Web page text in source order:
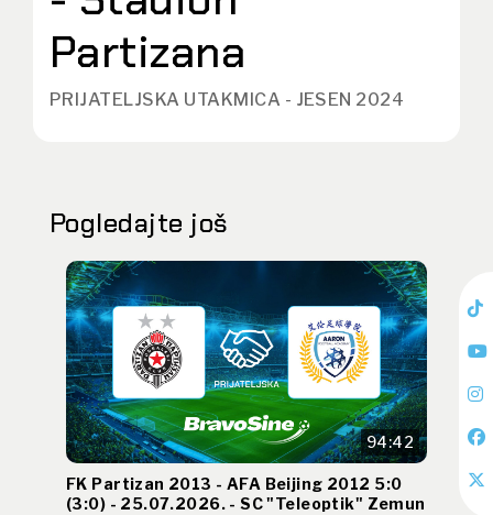
Partizana
PRIJATELJSKA UTAKMICA - JESEN 2024
Pogledajte još
94:42
FK Partizan 2013 - AFA Beijing 2012 5:0
(3:0) - 25.07.2026. - SC "Teleoptik" Zemun